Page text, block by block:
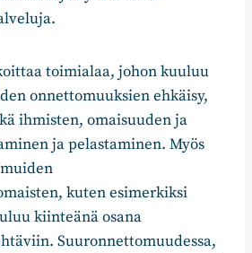
toimialaa, johon kuuluu
onnettomuuksien ehkäisy,
ihmisten, omaisuuden ja
ja pelastaminen. Myös
kuten esimerkiksi
kiinteänä osana
Suuronnettomuudessa,